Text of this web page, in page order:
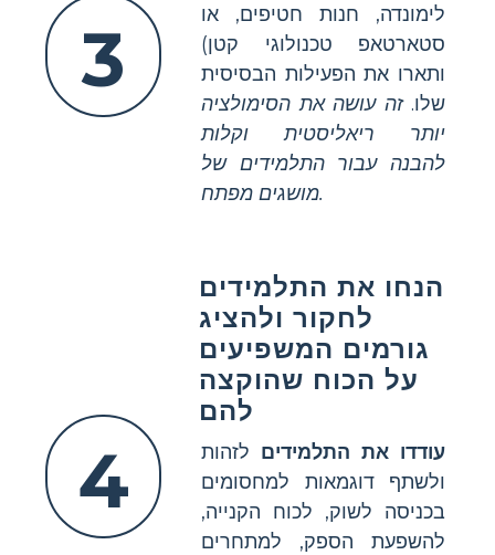
3
לימונדה, חנות חטיפים, או
סטארטאפ טכנולוגי קטן)
ותארו את הפעילות הבסיסית
שלו.זה עושה את הסימולציה
יותר ריאליסטית וקלות
להבנה עבור התלמידים של
מושגים מפתח.
4
הנחו את התלמידים
לחקור ולהציג
גורמים המשפיעים
על הכוח שהוקצה
להם
עודדו את התלמידים לזהות
ולשתף דוגמאות למחסומים
בכניסה לשוק, לכוח הקנייה,
להשפעת הספק, למתחרים